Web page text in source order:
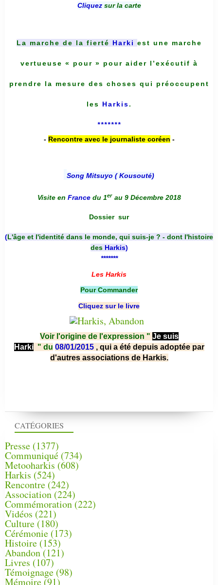
CATÉGORIES
Presse (1377)
Communiqué (734)
Metooharkis (608)
Harkis (524)
Rencontre (242)
Association (224)
Commémoration(222)
Vidéos (221)
Culture(180)
Cérémonie (173)
Histoire (153)
Abandon(121)
Livres (107)
Témoignage (98)
Mémoire (91)
Cliquez sur la carte
La marche de la fierté Harki est une marche
vertueuse « pour » pour aider l’exécutif à
prendre la mesure des choses qui préoccupent
les Harkis.
*******
- Rencontre avec le journaliste coréen -
Song Mitsuyo ( Kousouté)
Visite en France du 1er au 9 Décembre 2018
Dossier sur
(L'âge et l'identité dans le monde, qui suis-je ? - dont l'histoire
des Harkis)
*******
Les Harkis
Pour Commander
Cliquez sur le livre
Voir l'origine de l'expression " Je suis
Harki " du 08/01/2015 , qui a été depuis adoptée par
d'autres associations de Harkis.